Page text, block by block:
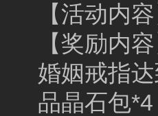
【活动内
【奖励内容
婚姻戒指
品晶石包*4